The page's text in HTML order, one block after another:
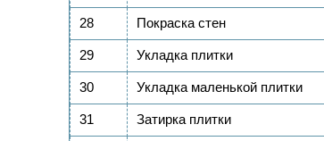
28 Покраска стен
29 Укладка плитки
30 Укладка маленькой плитки
31 Затирка плитки